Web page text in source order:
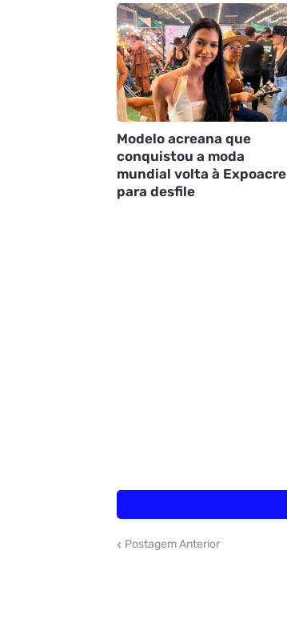
Modelo acreana que
conquistou a moda
mundial volta à Expoacre
para desfile
Postagem Anterior